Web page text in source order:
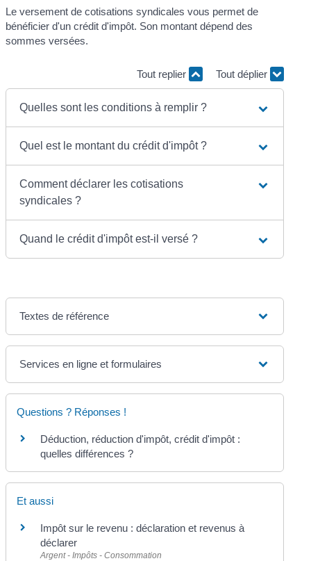
Le versement de cotisations syndicales vous permet de
bénéficier d'un crédit d'impôt. Son montant dépend des
sommes versées.
Tout replier Tout déplier
Quelles sont les conditions à remplir ?
Quel est le montant du crédit d'impôt ?
Comment déclarer les cotisations
syndicales ?
Quand le crédit d'impôt est-il versé ?
Textes de référence
Services en ligne et formulaires
Questions ? Réponses !
Déduction, réduction d'impôt, crédit d'impôt :
quelles différences ?
Et aussi
Impôt sur le revenu : déclaration et revenus à
déclarer
Argent - Impôts - Consommation